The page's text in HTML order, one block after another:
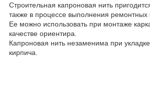
Строительная капроновая нить
также в процессе выполнения ремонтных
Ее можно использовать при монтаже
качестве ориентира.
Капроновая нить незаменима при укладке
кирпича.